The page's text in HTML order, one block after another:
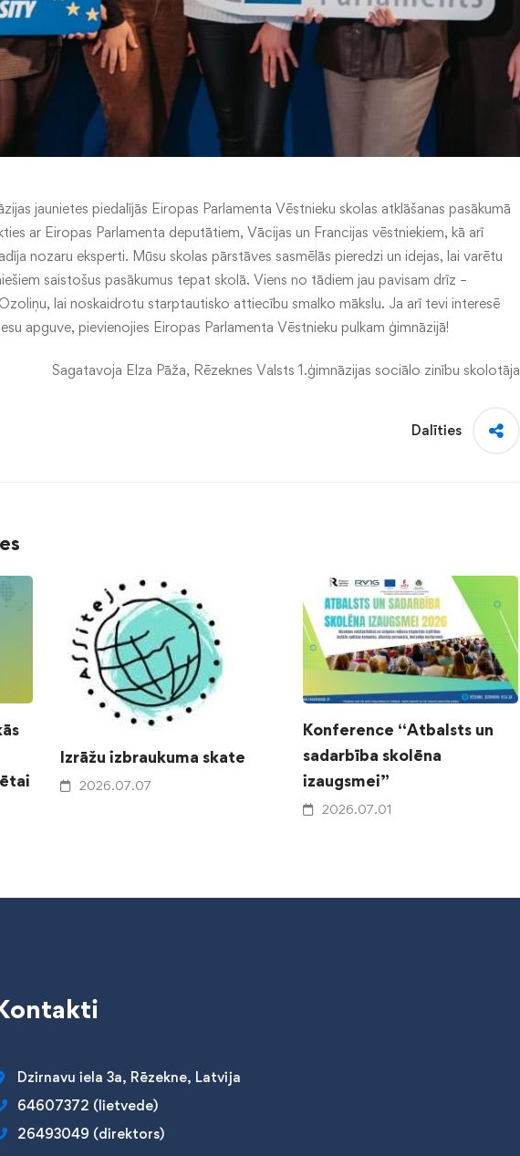
jaunietes piedalījās Eiropas Parlamenta Vēstnieku skolas atklāšanas pasākumā
ar Eiropas Parlamenta deputātiem, Vācijas un Francijas vēstniekiem, kā arī
nozaru eksperti. Mūsu skolas pārstāves sasmēlās pieredzi un idejas, lai varētu
saistošus pasākumus tepat skolā. Viens no tādiem jau pavisam drīz –
lai noskaidrotu starptautisko attiecību smalko mākslu. Ja arī tevi interesē
apguve, pievienojies Eiropas Parlamenta Vēstnieku pulkam ģimnāzijā!
Sagatavoja Elza Pāža, Rēzeknes Valsts 1.ģimnāzijas sociālo zinību skolotāja
Dalīties
Izrāžu izbraukuma skate
2026.07.07
Konference “Atbalsts un
sadarbība skolēna
izaugsmei”
2026.07.01
Dzirnavu iela 3a, Rēzekne, Latvija
64607372 (lietvede)
26493049 (direktors)